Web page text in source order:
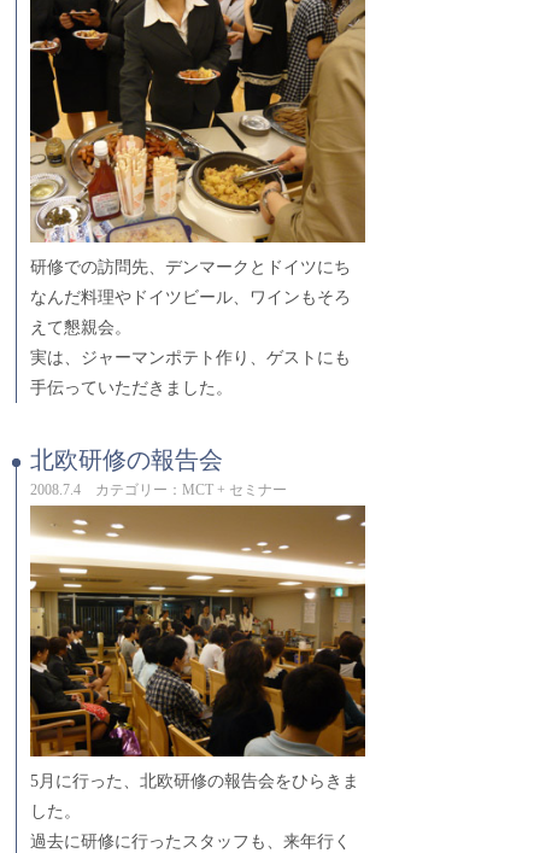
研修での訪問先、デンマークとドイツにち
なんだ料理やドイツビール、ワインもそろ
えて懇親会。
実は、ジャーマンポテト作り、ゲストにも
手伝っていただきました。
北欧研修の報告会
2008.7.4 カテゴリー：MCT + セミナー
5月に行った、北欧研修の報告会をひらきま
した。
過去に研修に行ったスタッフも、来年行く